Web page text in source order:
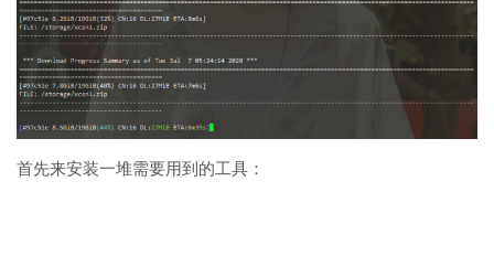
首先来安装一堆需要用到的工具：